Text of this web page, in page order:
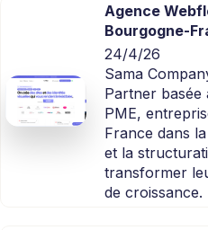
Agence
Bourgogne-
24/4/26
Sama
Partner basée
PME,
France dans
et la
transformer
de croissance.